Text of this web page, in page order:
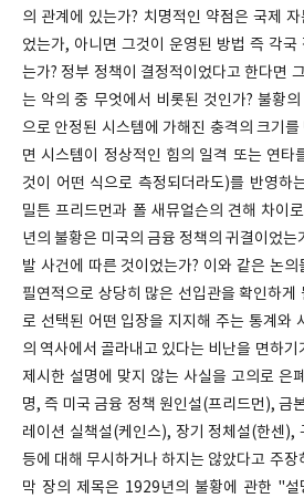
의 관계에 있는가? 치명적인 약점은 국제
었는가, 아니면 그것이 운영된 방법 즉 각국
는가? 정부 정책이 결정적이었다고 한다면
는 악의 중 무엇에서 비롯된 것인가? 불황
으로 안정된 시스템에 가해진 충격의 크기를
면 시스템이 정상적인 힘의 일격 또는 연타
것이 어떤 식으로 측정되더라도)를 반영하
밀튼 프리드먼과 폴 새뮤얼슨의 견해 차이
년의 불황은 미국의 금융 정책의 귀결이었는
발 사건에 따른 것이었는가? 이와 같은 논
필연적으로 상당히 많은 선입관을 확인하게
로 선택된 어떤 입장을 지지해 주는 통계와
의 역사에서 골라내고 있다는 비난을 면하기
제시한 설명에 맞지 않는 사실을 고의로 은
명, 즉 미국 금융 정책 원인설(프리드먼), 금
레이션 실책설(케인스), 장기 정체설(한센),
등에 대해 무시하거나 하지는 않았다고 주장
막 장의 제목은 1929년의 불황에 관한 "